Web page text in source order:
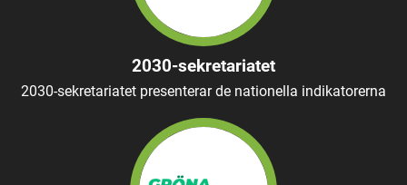
2030-sekretariatet
2030-sekretariatet presenterar de nationella indikatorerna